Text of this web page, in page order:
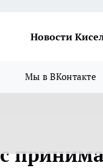
Новости
Мы в ВКонтакте